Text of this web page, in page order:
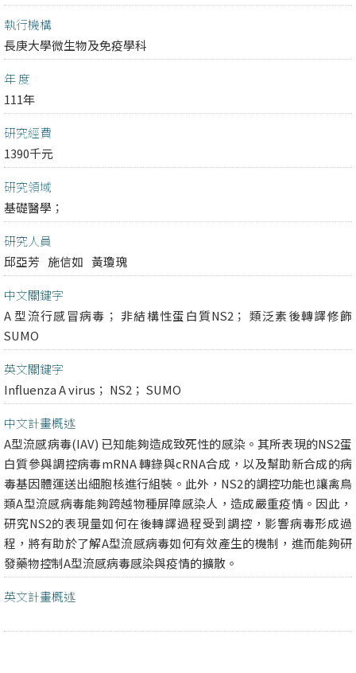
執行機構
長庚大學微生物及免疫學科
年 度
111年
研究經費
1390千元
研究領域
基礎醫學；
研究人員
邱亞芳 施信如 黃瓊瑰
中文關鍵字
A 型流行感冒病毒； 非結構性蛋白質NS2； 類泛素後轉譯修飾
SUMO
英文關鍵字
Influenza A virus； NS2； SUMO
中文計畫概述
A型流感病毒(IAV) 已知能夠造成致死性的感染。其所表現的NS2蛋
白質參與調控病毒mRNA 轉錄與cRNA合成，以及幫助新合成的病
毒基因體運送出細胞核進行組裝。此外，NS2的調控功能也讓禽鳥
類A型流感病毒能夠跨越物種屏障感染人，造成嚴重疫情。因此，
研究NS2的表現量如何在後轉譯過程受到調控，影響病毒形成過
程，將有助於了解A型流感病毒如何有效產生的機制，進而能夠研
發藥物控制A型流感病毒感染與疫情的擴散。
英文計畫概述